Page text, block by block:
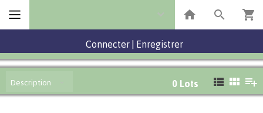
Connecter Enregistrer
Description 0 Lots